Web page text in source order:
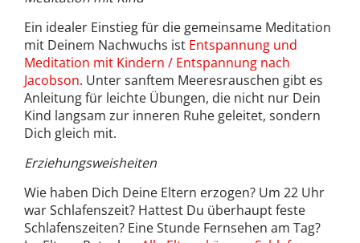
Ein idealer Einstieg für die gemeinsame Meditation
mit Deinem Nachwuchs ist Entspannung und
Meditation mit Kindern / Entspannung nach
Jacobson. Unter sanftem Meeresrauschen gibt es
Anleitung für leichte Übungen, die nicht nur Dein
Kind langsam zur inneren Ruhe geleitet, sondern
Dich gleich mit.
Erziehungsweisheiten
Wie haben Dich Deine Eltern erzogen? Um 22 Uhr
war Schlafenszeit? Hattest Du überhaupt feste
Schlafenszeiten? Eine Stunde Fernsehen am Tag?